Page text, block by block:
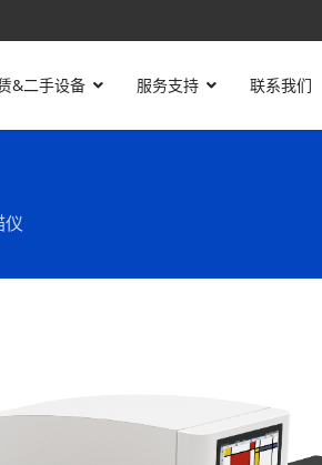
&二手设备 服务支持 联系我们
仪